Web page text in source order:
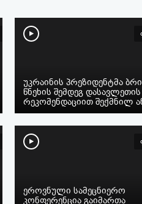
უკრაინის პრეზიდენტმა
წნეხის შემდეგ დასავლეთის
რეკომენდაციით შექმნილ
ეროვნული სამეცნიერო
კონფერენცია გაიმართა